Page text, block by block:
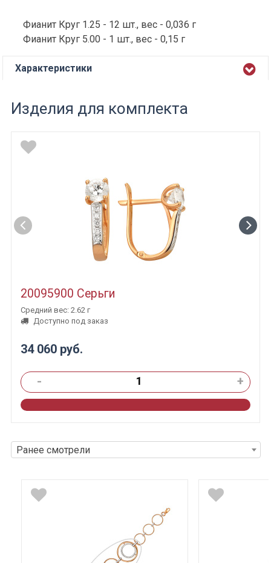
Фианит Круг 1.25 - 12 шт., вес - 0,036 г
Фианит Круг 5.00 - 1 шт., вес - 0,15 г
Характеристики
Изделия для комплекта
20095900 Серьги
Средний вес: 2.62 г
Доступно под заказ
34 060 руб.
- +
Ранее смотрели